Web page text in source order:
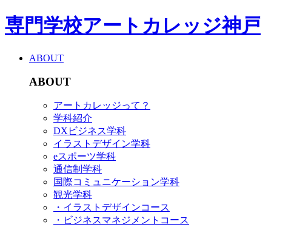
専門学校アートカレッジ神戸
ABOUT
ABOUT
アートカレッジって？
学科紹介
DXビジネス学科
イラストデザイン学科
eスポーツ学科
通信制学科
国際コミュニケーション学科
観光学科
・イラストデザインコース
・ビジネスマネジメントコース